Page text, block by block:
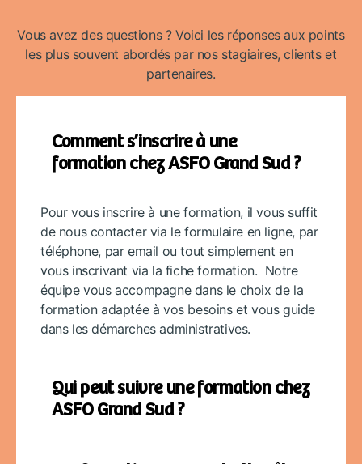
Vous avez des questions ? Voici les réponses aux points
les plus souvent abordés par nos stagiaires, clients et
partenaires.
Comment s’inscrire à une
formation chez ASFO Grand Sud ?
Pour vous inscrire à une formation, il vous suffit
de nous contacter via le formulaire en ligne, par
téléphone, par email ou tout simplement en
vous inscrivant via la fiche formation. Notre
équipe vous accompagne dans le choix de la
formation adaptée à vos besoins et vous guide
dans les démarches administratives.
Qui peut suivre une formation chez
ASFO Grand Sud ?